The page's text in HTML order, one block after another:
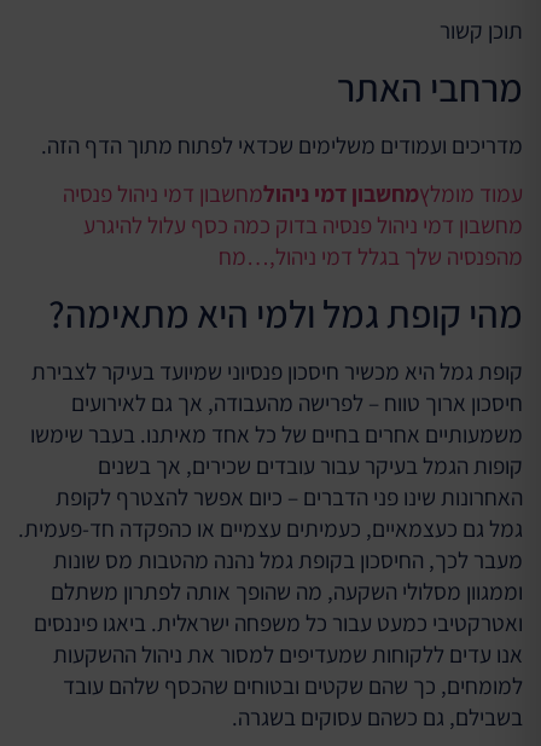
תוכן קשור
מרחבי האתר
מדריכים ועמודים משלימים שכדאי לפתוח מתוך הדף הזה.
עמוד מומלץמחשבון דמי ניהולמחשבון דמי ניהול פנסיה
מחשבון דמי ניהול פנסיה בדוק כמה כסף עלול להיגרע
מהפנסיה שלך בגלל דמי ניהול,…מח
מהי קופת גמל ולמי היא מתאימה?
קופת גמל היא מכשיר חיסכון פנסיוני שמיועד בעיקר לצבירת
חיסכון ארוך טווח – לפרישה מהעבודה, אך גם לאירועים
משמעותיים אחרים בחיים של כל אחד מאיתנו. בעבר שימשו
קופות הגמל בעיקר עבור עובדים שכירים, אך בשנים
האחרונות שינו פני הדברים – כיום אפשר להצטרף לקופת
גמל גם כעצמאיים, כעמיתים עצמיים או כהפקדה חד-פעמית.
מעבר לכך, החיסכון בקופת גמל נהנה מהטבות מס שונות
וממגוון מסלולי השקעה, מה שהופך אותה לפתרון משתלם
ואטרקטיבי כמעט עבור כל משפחה ישראלית. ביאגו פיננסים
אנו עדים ללקוחות שמעדיפים למסור את ניהול ההשקעות
למומחים, כך שהם שקטים ובטוחים שהכסף שלהם עובד
בשבילם, גם כשהם עסוקים בשגרה.